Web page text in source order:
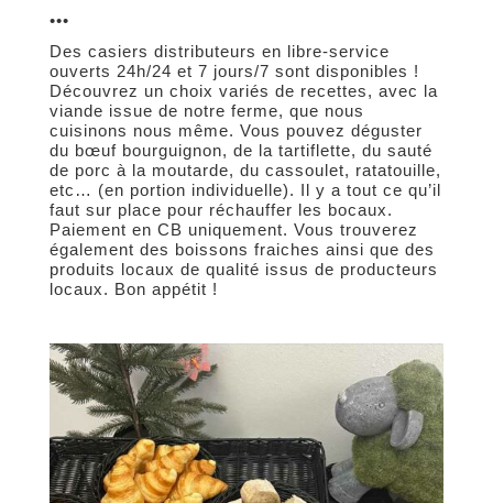
•••
Des casiers distributeurs en libre-service
ouverts 24h/24 et 7 jours/7 sont disponibles !
Découvrez un choix variés de recettes, avec la
viande issue de notre ferme, que nous
cuisinons nous même. Vous pouvez déguster
du bœuf bourguignon, de la tartiflette, du sauté
de porc à la moutarde, du cassoulet, ratatouille,
etc… (en portion individuelle). Il y a tout ce qu’il
faut sur place pour réchauffer les bocaux.
Paiement en CB uniquement. Vous trouverez
également des boissons fraiches ainsi que des
produits locaux de qualité issus de producteurs
locaux. Bon appétit !